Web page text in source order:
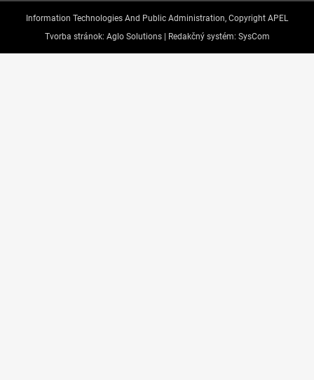
Information Technologies And Public Administration, Copyright APEL
Tvorba stránok: Aglo Solutions | Redakčný systém: SysCom